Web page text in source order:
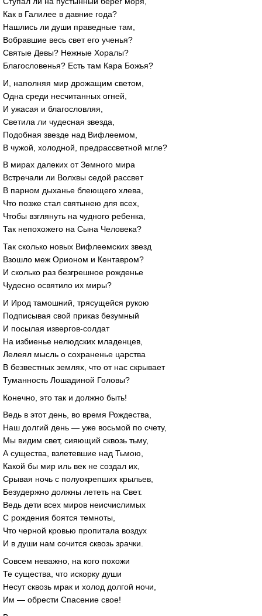
Как в Галилее в давние года?
Нашлись ли души праведные там,
Вобравшие весь свет его ученья?
Святые Девы? Нежные Хоралы?
Благословенья? Есть там Кара Божья?
И, наполняя мир дрожащим светом,
Одна среди несчитанных огней,
И ужасая и благословляя,
Светила ли чудесная звезда,
Подобная звезде над Вифлеемом,
В чужой, холодной, предрассветной мгле?
В мирах далеких от Земного мира
Встречали ли Волхвы седой рассвет
В парном дыханье блеющего хлева,
Что позже стал святынею для всех,
Чтобы взглянуть на чудного ребенка,
Так непохожего на Сына Человека?
Так сколько новых Вифлеемских звезд
Взошло меж Орионом и Кентавром?
И сколько раз безгрешное рожденье
Чудесно освятило их миры?
И Ирод тамошний, трясущейся рукою
Подписывая свой приказ безумный
И посылая извергов-солдат
На избиенье нелюдских младенцев,
Лелеял мысль о сохраненье царства
В безвестных землях, что от нас скрывает
Туманность Лошадиной Головы?
Конечно, это так и должно быть!
Ведь в этот день, во время Рождества,
Наш долгий день — уже восьмой по счету,
Мы видим свет, сияющий сквозь тьму,
А существа, взлетевшие над Тьмою,
Какой бы мир иль век не создал их,
Срывая ночь с полуокрепших крыльев,
Безудержно должны лететь на Свет.
Ведь дети всех миров неисчислимых
С рождения боятся темноты,
Что черной кровью пропитала воздух
И в души нам сочится сквозь зрачки.
Совсем неважно, на кого похожи
Те существа, что искорку души
Несут сквозь мрак и холод долгой ночи,
Им — обрести Спасение свое!